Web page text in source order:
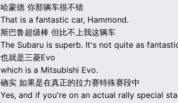
哈蒙德 你那辆车很不错
That is a fantastic car, Hammond.
斯巴鲁超级棒 但比不上我这辆车
The Subaru is superb. It's not quite as
也就是三菱Evo
which is a Mitsubishi Evo.
确实 如果是在真正的拉力赛特殊赛段中
Yes, and if you're on an actual rally special